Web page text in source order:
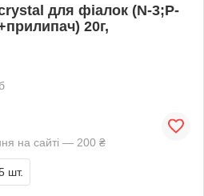
для фіалок (N-3;P-
20г,
на сайті — 200 ₴
шт.